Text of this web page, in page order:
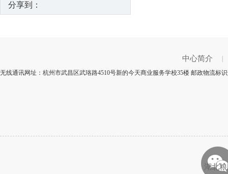
分享到：
中心简介
无线通讯网址：杭州市武昌区武珞路4510号新的今天商业服务学校35楼 邮政物流标
湖北